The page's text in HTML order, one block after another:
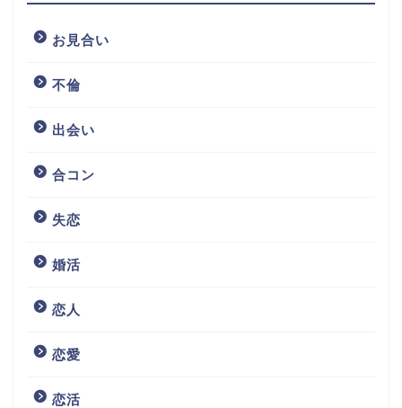
お見合い
不倫
出会い
合コン
失恋
婚活
恋人
恋愛
恋活